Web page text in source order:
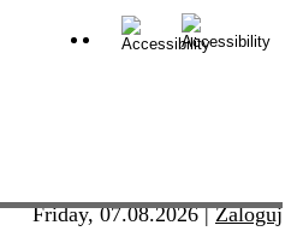
Friday, 07.08.2026|Zaloguj